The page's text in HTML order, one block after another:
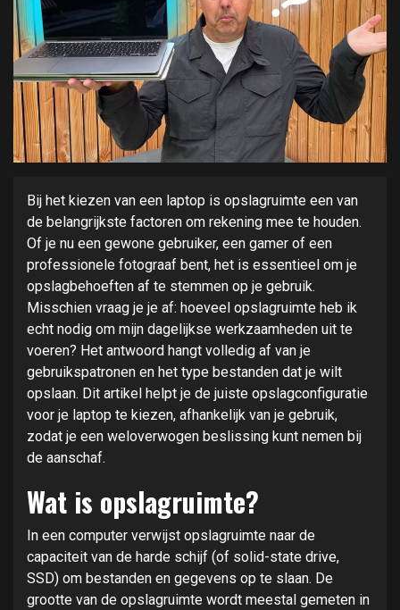
Bij het kiezen van een laptop is opslagruimte een van
de belangrijkste factoren om rekening mee te houden.
Of je nu een gewone gebruiker, een gamer of een
professionele fotograaf bent, het is essentieel om je
opslagbehoeften af te stemmen op je gebruik.
Misschien vraag je je af: hoeveel opslagruimte heb ik
echt nodig om mijn dagelijkse werkzaamheden uit te
voeren? Het antwoord hangt volledig af van je
gebruikspatronen en het type bestanden dat je wilt
opslaan. Dit artikel helpt je de juiste opslagconfiguratie
voor je laptop te kiezen, afhankelijk van je gebruik,
zodat je een weloverwogen beslissing kunt nemen bij
de aanschaf.
Wat is opslagruimte?
In een computer verwijst opslagruimte naar de
capaciteit van de harde schijf (of solid-state drive,
SSD) om bestanden en gegevens op te slaan. De
grootte van de opslagruimte wordt meestal gemeten in